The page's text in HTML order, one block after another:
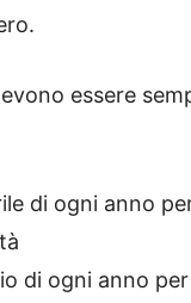
essere
di ogni anno
di ogni anno